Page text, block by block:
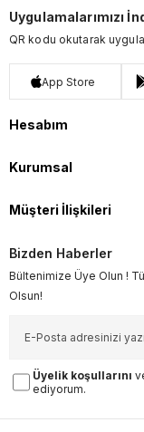
Uygulamalarımızı
QR kodu okutarak
App Store
Hesabım
Kurumsal
Müşteri İlişkileri
Bizden Haberler
Bültenimize Üye Olun !
Olsun!
Üyelik koşullarını
ediyorum.